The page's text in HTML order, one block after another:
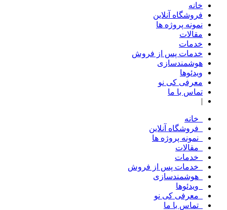
خانه
فروشگاه آنلاین
نمونه پروژه ها
مقالات
خدمات
خدمات پس از فروش
هوشمندسازی
ویدئوها
معرفی کی نو
تماس با ما
|
خانه
فروشگاه آنلاین
نمونه پروژه ها
مقالات
خدمات
خدمات پس از فروش
هوشمندسازی
ویدئوها
معرفی کی نو
تماس با ما